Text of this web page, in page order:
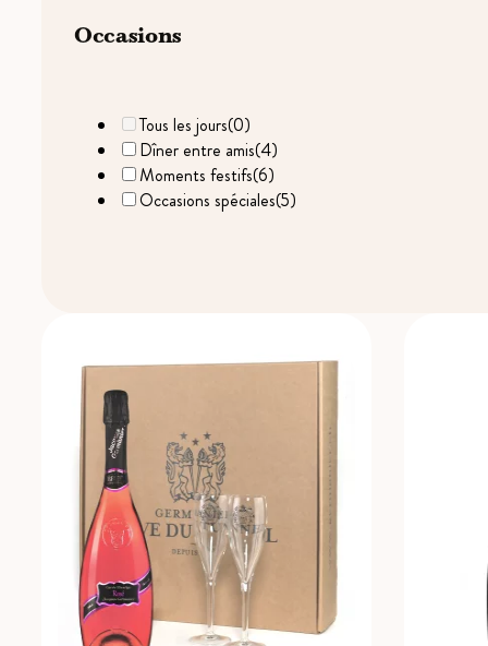
Occasions
Tous les jours(0)
Dîner entre amis(4)
Moments festifs(6)
Occasions spéciales(5)